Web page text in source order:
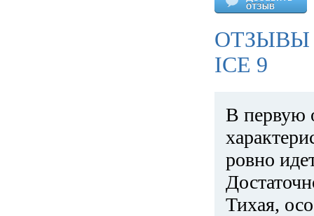
ОТЗЫВЫ
ICE 9
В первую
ровно
Тихая,